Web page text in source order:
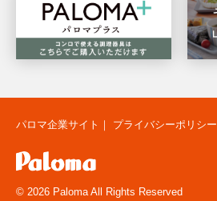
パロマ企業サイト ｜ プライバシーポリシー
© 2026 Paloma All Rights Reserved